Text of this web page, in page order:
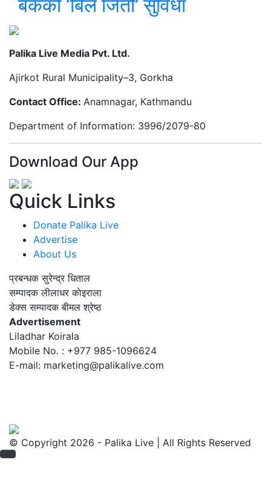
बैंकको ‘बिल जितौँ’ सुविधा
Palika Live Media Pvt. Ltd.
Ajirkot Rural Municipality–3, Gorkha
Contact Office: Anamnagar, Kathmandu
Department of Information: 3996/2079-80
Download Our App
Quick Links
Donate Palika Live
Advertise
About Us
प्रबन्धकसुरेन्द्र धिताल
सम्पादकलीलाधर काेइराला
डेक्स सम्पादकबीमल श्रेष्ठ
Advertisement
Liladhar Koirala
Mobile No. : +977 985-1096624
E-mail: marketing@palikalive.com
© Copyright 2026 - Palika Live | All Rights Reserved